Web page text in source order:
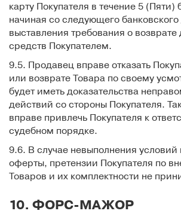
карту Покупателя в течение 5 (Пяти)
начиная со следующего
выставления требования о
средств Покупателем.
9.5. Продавец вправе отказать
или возврате Товара по своему
будет иметь доказательства
действий со стороны Покупателя.
вправе привлечь Покупателя к
судебном порядке.
9.6. В случае невыполнения
оферты, претензии Покупателя по
Товаров и их комплектности не
10. ФОРС-МАЖОР